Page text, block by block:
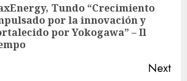
Tundo “Crecimiento
por la innovación y
por Yokogawa” – Il
Next